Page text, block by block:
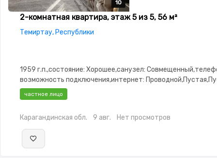
10
10
10
10
10
2-комнатная квартира, этаж 5 из 5, 56 м²
Темиртау, Республики
1959 г.п.,состояние: Хорошее,санузел:
возможность подключения,интернет:
Рядом охраняемая стоянка,Домофон,Пластиковые
окна,Неугловая,Улучшенная,Комнаты изолированы,Кухня-
частное лицо
Карагандинская обл. 9 авг. Нет просмотров